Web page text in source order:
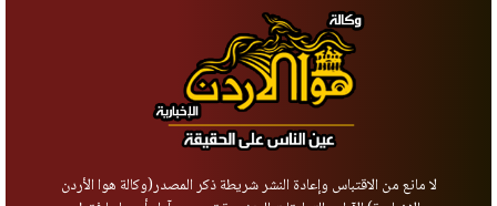
لا مانع من الاقتباس وإعادة النشر شريطة ذكر المصدر(وكالة هوا الأردن